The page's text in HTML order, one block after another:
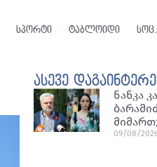
სპორტი ტაბლოიდი
ასევე
ნან­კა
09/08/